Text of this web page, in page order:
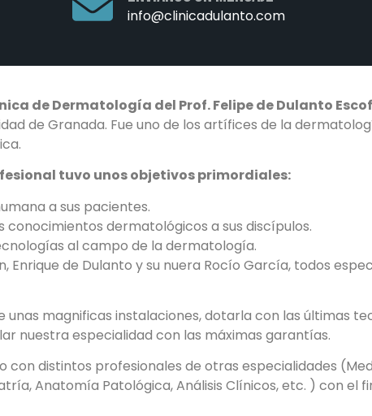
info@clinicadulanto.com
de Dermatología del Prof. Felipe de Dulanto
de Granada. Fue uno de los artífices de la
tuvo unos objetivos primordiales:
a sus pacientes.
conocimientos dermatológicos a sus discípulos.
al campo de la dermatología.
Enrique de Dulanto y su nuera Rocío García, todos
unas magnificas instalaciones, dotarla con las últimas
nuestra especialidad con las máximas garantías.
con distintos profesionales de otras especialidades
Anatomía Patológica, Análisis Clínicos, etc. ) con el